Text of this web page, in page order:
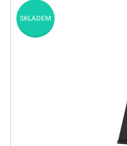
SKLADEM